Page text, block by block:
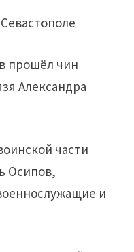
прошёл чин
Александра
части
Осипов,
и